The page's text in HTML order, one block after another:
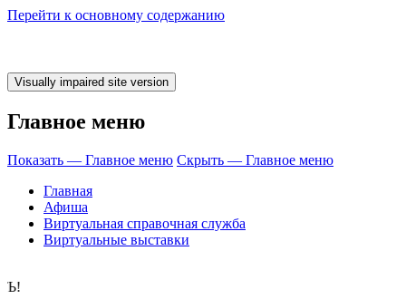
Перейти к основному содержанию
Главное меню
Показать — Главное меню Скрыть — Главное меню
Главная
Афиша
Виртуальная справочная служба
Виртуальные выставки
время